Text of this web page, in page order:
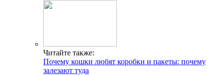
Читайте также:
Почему кошки любят коробки и пакеты: почему
залезают туда